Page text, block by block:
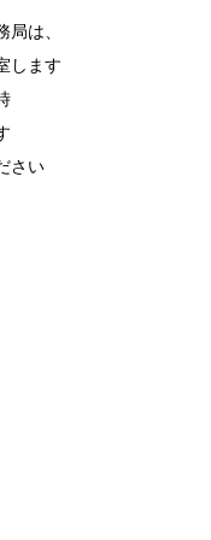
は、
します
さい